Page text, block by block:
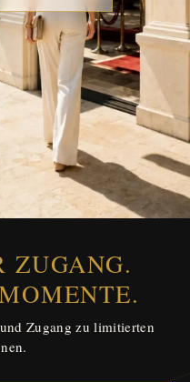
ZUGANG.
Zugang zu limitierten